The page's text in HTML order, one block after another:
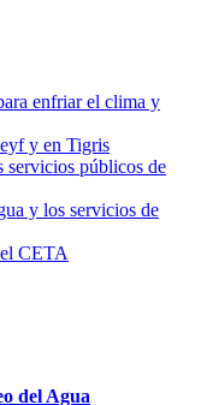
enfriar el clima y
y en Tigris
servicios públicos de
y los servicios de
CETA
del Agua